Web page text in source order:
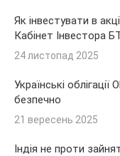
Як інвестувати в
Кабінет Інвестора
24 листопад 2025
Українські
безпечно
21 вересень 2025
Індія не проти